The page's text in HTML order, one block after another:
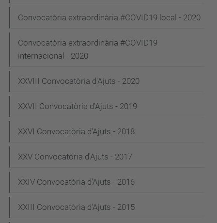
g
a
ó
Convocatòria extraordinària #COVID19 local - 2020
Convocatòria extraordinària #COVID19
internacional - 2020
XXVIII Convocatòria d'Ajuts - 2020
XXVII Convocatòria d'Ajuts - 2019
XXVI Convocatòria d'Ajuts - 2018
XXV Convocatòria d'Ajuts - 2017
XXIV Convocatòria d'Ajuts - 2016
XXIII Convocatòria d'Ajuts - 2015